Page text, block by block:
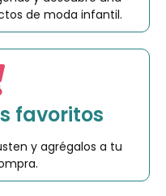
de moda infantil.
favoritos
y agrégalos a tu